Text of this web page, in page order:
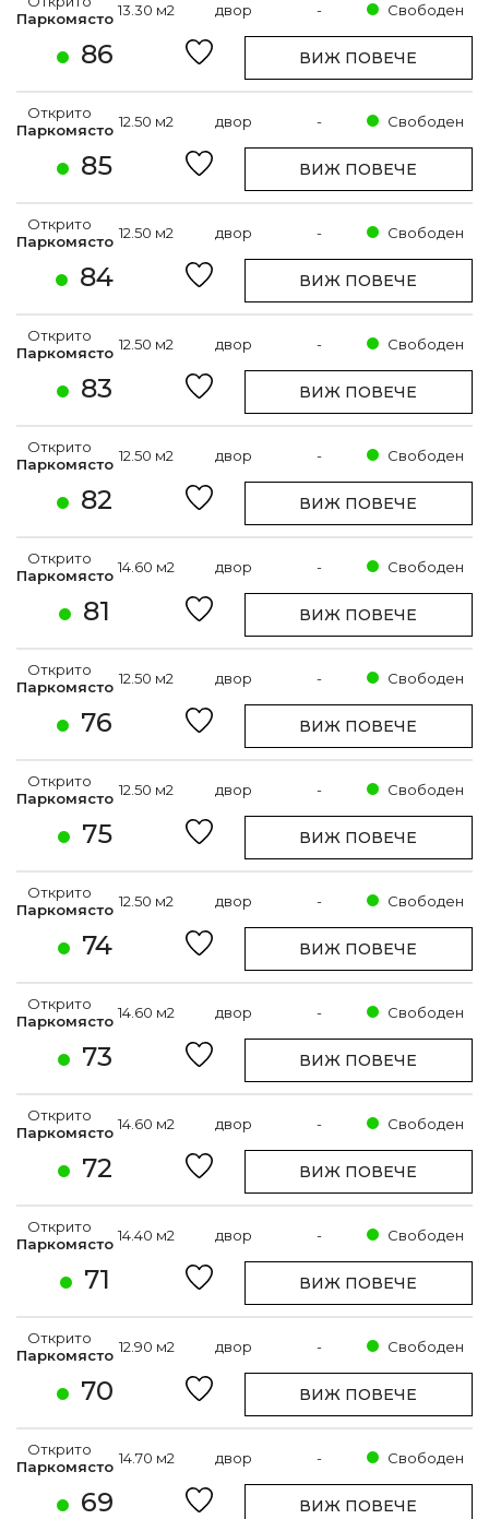
86
Паркомясто 13.30 м2 двор - Свободен
ВИЖ ПОВЕЧЕ
85
Открито
Паркомясто 12.50 м2 двор - Свободен
ВИЖ ПОВЕЧЕ
84
Открито
Паркомясто 12.50 м2 двор - Свободен
ВИЖ ПОВЕЧЕ
83
Открито
Паркомясто 12.50 м2 двор - Свободен
ВИЖ ПОВЕЧЕ
82
Открито
Паркомясто 12.50 м2 двор - Свободен
ВИЖ ПОВЕЧЕ
81
Открито
Паркомясто 14.60 м2 двор - Свободен
ВИЖ ПОВЕЧЕ
76
Открито
Паркомясто 12.50 м2 двор - Свободен
ВИЖ ПОВЕЧЕ
75
Открито
Паркомясто 12.50 м2 двор - Свободен
ВИЖ ПОВЕЧЕ
74
Открито
Паркомясто 12.50 м2 двор - Свободен
ВИЖ ПОВЕЧЕ
73
Открито
Паркомясто 14.60 м2 двор - Свободен
ВИЖ ПОВЕЧЕ
72
Открито
Паркомясто 14.60 м2 двор - Свободен
ВИЖ ПОВЕЧЕ
71
Открито
Паркомясто 14.40 м2 двор - Свободен
ВИЖ ПОВЕЧЕ
70
Открито
Паркомясто 12.90 м2 двор - Свободен
ВИЖ ПОВЕЧЕ
69
Открито
Паркомясто 14.70 м2 двор - Свободен
ВИЖ ПОВЕЧЕ